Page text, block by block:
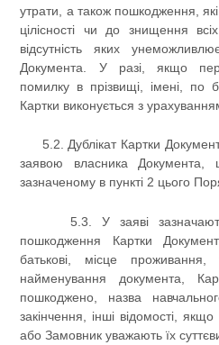
утрати, а також пошкодження,
цілісності чи до знищення всіх
відсутність яких
Документа. У разі, якщо
помилку в прізвищі, імені, по
Картки виконується з
5.2. Дублікат Картки
заявою власника Документа,
зазначеному в пункті 2 цього
5.3. У заяві
пошкодження Картки
батькові, місце
найменування документа,
пошкоджено, назва
закінчення, інші відомості,
або Замовник уважають їх